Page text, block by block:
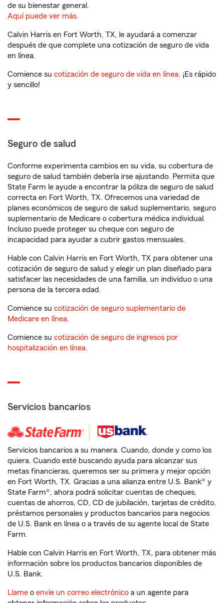
de su bienestar general.
Aquí puede ver más.
Calvin Harris en Fort Worth, TX, le ayudará a comenzar
después de que complete una cotización de seguro de vida
en línea.
Comience su cotización de seguro de vida en línea. ¡Es rápido
y sencillo!
Seguro de salud
Conforme experimenta cambios en su vida, su cobertura de
seguro de salud también debería irse ajustando. Permita que
State Farm le ayude a encontrar la póliza de seguro de salud
correcta en Fort Worth, TX. Ofrecemos una variedad de
planes económicos de seguro de salud suplementario, seguro
suplementario de Medicare o cobertura médica individual.
Incluso puede proteger su cheque con seguro de
incapacidad para ayudar a cubrir gastos mensuales.
Hable con Calvin Harris en Fort Worth, TX para obtener una
cotización de seguro de salud y elegir un plan diseñado para
satisfacer las necesidades de una familia, un individuo o una
persona de la tercera edad.
Comience su cotización de seguro suplementario de
Medicare en línea.
Comience su cotización de seguro de ingresos por
hospitalización en línea.
Servicios bancarios
Servicios bancarios a su manera. Cuando, donde y como los
quiera. Cuando esté buscando ayuda para alcanzar sus
metas financieras, queremos ser su primera y mejor opción
en Fort Worth, TX. Gracias a una alianza entre U.S. Bank® y
State Farm®, ahora podrá solicitar cuentas de cheques,
cuentas de ahorros, CD, CD de jubilación, tarjetas de crédito,
préstamos personales y productos bancarios para negocios
de U.S. Bank en línea o a través de su agente local de State
Farm.
Hable con Calvin Harris en Fort Worth, TX, para obtener más
información sobre los productos bancarios disponibles de
U.S. Bank.
Llame o envíe un correo electrónico a un agente para